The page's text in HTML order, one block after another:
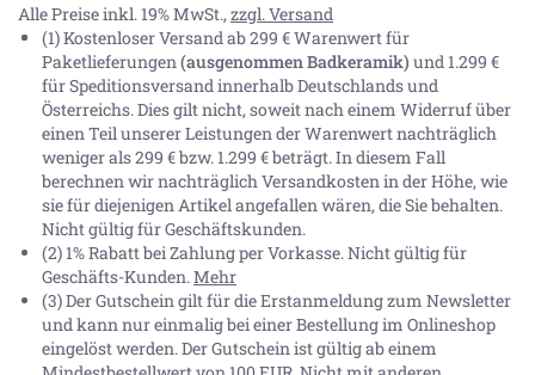
Alle Preise inkl. 19% MwSt., zzgl. Versand
(1) Kostenloser Versand ab 299 € Warenwert für
Paketlieferungen(ausgenommen Badkeramik) und 1.299 €
für Speditionsversand innerhalb Deutschlands und
Österreichs. Dies gilt nicht, soweit nach einem Widerruf über
einen Teil unserer Leistungen der Warenwert nachträglich
weniger als 299 € bzw. 1.299 € beträgt. In diesem Fall
berechnen wir nachträglich Versandkosten in der Höhe, wie
sie für diejenigen Artikel angefallen wären, die Sie behalten.
Nicht gültig für Geschäftskunden.
(2) 1% Rabatt bei Zahlung per Vorkasse. Nicht gültig für
Geschäfts-Kunden.Mehr
(3) Der Gutschein gilt für die Erstanmeldung zum Newsletter
und kann nur einmalig bei einer Bestellung im Onlineshop
eingelöst werden. Der Gutschein ist gültig ab einem